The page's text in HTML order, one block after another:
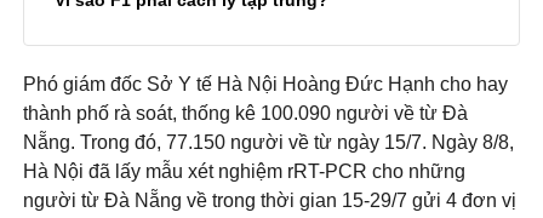
Phó giám đốc Sở Y tế Hà Nội Hoàng Đức Hạnh cho hay
thành phố rà soát, thống kê 100.090 người về từ Đà
Nẵng. Trong đó, 77.150 người về từ ngày 15/7. Ngày 8/8,
Hà Nội đã lấy mẫu xét nghiệm rRT-PCR cho những
người từ Đà Nẵng về trong thời gian 15-29/7 gửi 4 đơn vị